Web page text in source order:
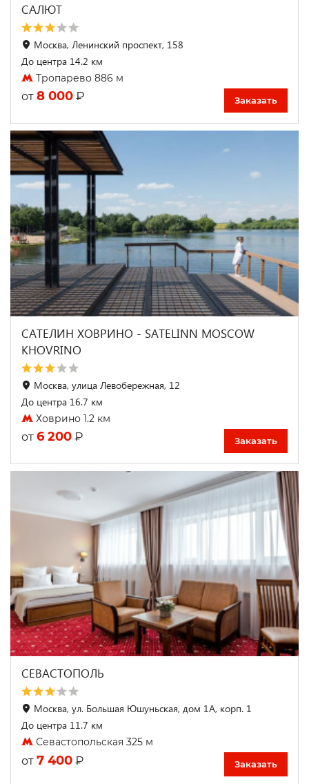
САЛЮТ
Москва, Ленинский проспект, 158
До центра 14.2 км
Тропарево 886 м
от 8 000 ₽ Заказать
САТЕЛИН ХОВРИНО - SATELINN MOSCOW
KHOVRINO
Москва, улица Левобережная, 12
До центра 16.7 км
Ховрино 1.2 км
от 6 200 ₽ Заказать
СЕВАСТОПОЛЬ
Москва, ул. Большая Юшуньская, дом 1А, корп. 1
До центра 11.7 км
Севастопольская 325 м
от 7 400 ₽ Заказать